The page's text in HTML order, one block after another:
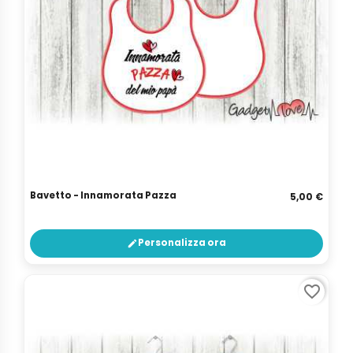
Bavetto - Innamorata Pazza 5,00 €
editPersonalizza ora
favorite_border